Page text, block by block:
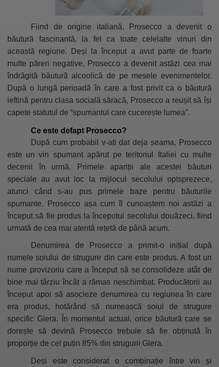
Fiind de origine italiană, Prosecco a devenit o
băutură fascinantă, la fel ca toate celelalte vinuri din
această regiune. Deși la început a avut parte de foarte
multe păreri negative, Prosecco a devenit astăzi cea mai
îndrăgită băutură alcoolică de pe mesele evenimentelor.
După o lungă perioadă în care a fost privit ca o băutură
ieftină pentru clasa socială săracă, Prosecco a reușit să își
capete statutul de “spumantul care cucerește lumea”.
Ce este defapt Prosecco?
După cum probabil v-ați dat deja seama, Prosecco
este un vin spumant apărut pe teritoriul Italiei cu multe
decenii în urmă. Primele apariții ale acestei băuturi
speciale au avut loc la mijlocul secolului optsprezece,
atunci când s-au pus primele baze pentru băuturile
spumante. Prosecco așa cum îl cunoaștem noi astăzi a
început să fie produs la începutul secolului douăzeci, fiind
urmată de cea mai atentă rețetă de până acum.
Denumirea de Prosecco
a primit-o inițial după
numele soiului de strugure din care este produs. A fost un
nume provizoriu care a început să se consolideze atât de
bine mai târziu încât a rămas neschimbat. Producătorii au
început apoi să asocieze denumirea cu regiunea în care
era produs, hotărând să numească soiul de strugure
specific Glera. În momentul actual, orice băutură care se
dorește să devină Prosecco trebuie să fie obținută în
proporție de cel puțin 85% din strugurii Glera.
Deși este considerat o combinație între vin și